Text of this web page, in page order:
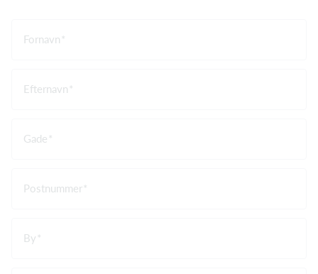
Fornavn
Efternavn
Gade
Postnummer
By